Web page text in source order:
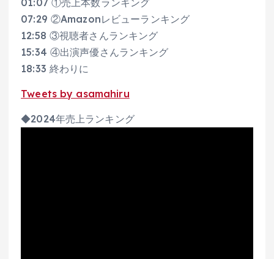
01:07 ①売上本数ランキング
07:29 ②Amazonレビューランキング
12:58 ③視聴者さんランキング
15:34 ④出演声優さんランキング
18:33 終わりに
Tweets by asamahiru
◆2024年売上ランキング